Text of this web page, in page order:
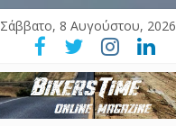
Σάββατο, 8 Αυγούστου, 2026